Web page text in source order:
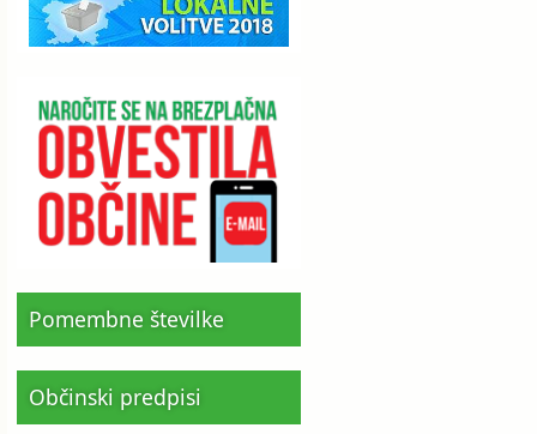
Pomembne številke
Občinski predpisi